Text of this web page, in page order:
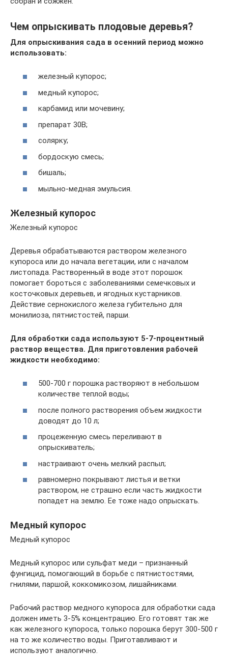
Чем опрыскивать плодовые деревья?
Для опрыскивания сада в осенний период можно
использовать:
железный купорос;
медный купорос;
карбамид или мочевину;
препарат 30В;
солярку;
бордоскую смесь;
бишаль;
мыльно-медная эмульсия.
Железный купорос
Железный купорос
Деревья обрабатываются раствором железного
купороса или до начала вегетации, или с началом
листопада. Растворенный в воде этот порошок
помогает бороться с заболеваниями семечковых и
косточковых деревьев, и ягодных кустарников.
Действие сернокислого железа губительно для
монилиоза, пятнистостей, парши.
Для обработки сада используют 5-7-процентный
раствор вещества. Для приготовления рабочей
жидкости необходимо:
500-700 г порошка растворяют в небольшом
количестве теплой воды;
после полного растворения объем жидкости
доводят до 10 л;
процеженную смесь переливают в
опрыскиватель;
настраивают очень мелкий распыл;
равномерно покрывают листья и ветки
раствором, не страшно если часть жидкости
попадет на землю. Ее тоже надо опрыскать.
Медный купорос
Медный купорос
Медный купорос или сульфат меди – признанный
фунгицид, помогающий в борьбе с пятнистостями,
гнилями, паршой, коккомикозом, лишайниками.
Рабочий раствор медного купороса для обработки сада
должен иметь 3-5% концентрацию. Его готовят так же
как железного купороса, только порошка берут 300-500 г
на то же количество воды. Приготавливают и
используют аналогично.